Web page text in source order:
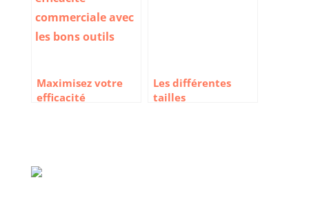
Maximisez votre
efficacité
Les différentes
tailles